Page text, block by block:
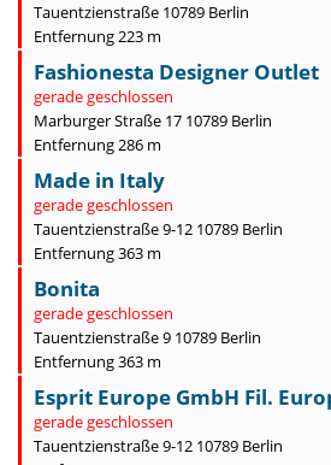
Tauentzienstraße 10789 Berlin
Entfernung 223 m
Fashionesta Designer Outlet
gerade geschlossen
Marburger Straße 17 10789 Berlin
Entfernung 286 m
Made in Italy
gerade geschlossen
Tauentzienstraße 9-12 10789 Berlin
Entfernung 363 m
Bonita
gerade geschlossen
Tauentzienstraße 9 10789 Berlin
Entfernung 363 m
Esprit Europe GmbH Fil.
gerade geschlossen
Tauentzienstraße 9-12 10789 Berlin